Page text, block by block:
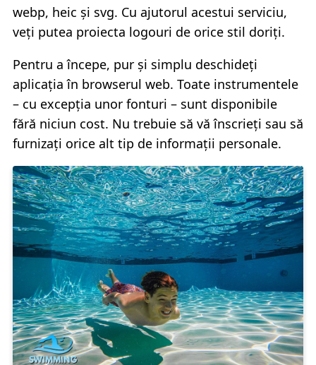
webp, heic și svg. Cu ajutorul acestui serviciu,
veți putea proiecta logouri de orice stil doriți.
Pentru a începe, pur și simplu deschideți
aplicația în browserul web. Toate instrumentele
– cu excepția unor fonturi – sunt disponibile
fără niciun cost. Nu trebuie să vă înscrieți sau să
furnizați orice alt tip de informații personale.